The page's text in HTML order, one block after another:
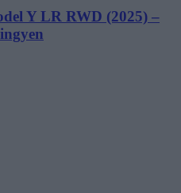
Y LR RWD (2025) –